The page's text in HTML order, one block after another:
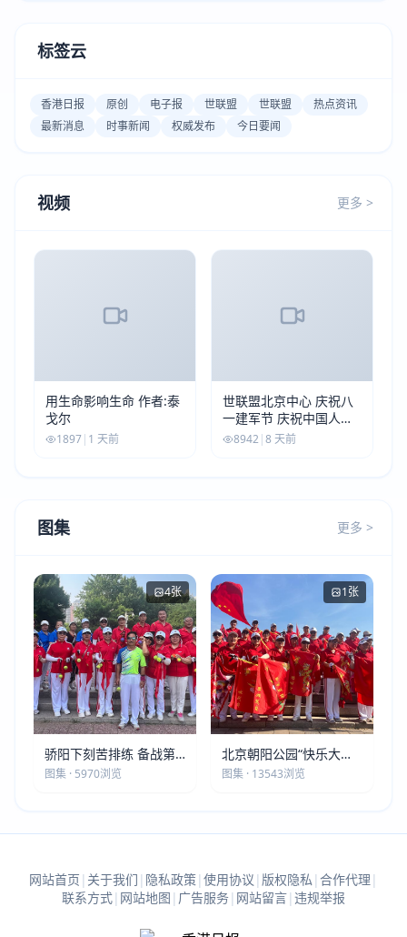
标签云
香港日报 原创 电子报 世联盟 世联盟
热点资讯
最新消息
时事新闻 权威发布 今日要闻
视频 更多 >
用生命影响生命 作者:泰
戈尔
1897| 1 天前
世联盟北京中心 庆祝八
一建军节 庆祝中国人民
解放军建军99周年
8942 |8 天前
图集 更多 >
4张
骄阳下刻苦排练 备战第
五届莫斯科世界大健康运
图集 · 5970浏览
1张
北京朝阳公园“快乐大本
营”建党105周年庆祝活动
图集 · 13543浏览
网站首页 | 关于我们 | 隐私政策| 使用协议 | 版权隐私 | 合作代理 |
联系方式| 网站地图 | 广告服务| 网站留言| 违规举报